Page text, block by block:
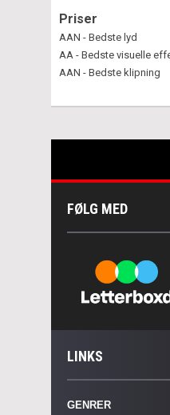
Priser
AAN - Bedste lyd
AA - Bedste visuelle
AAN - Bedste klipning
FØLG MED
LINKS
GENRER